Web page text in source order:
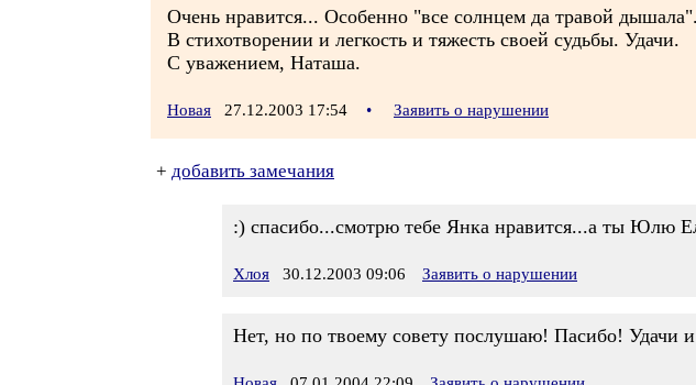
Очень нравится... Особенно "все солнцем да травой дышала".
В стихотворении и легкость и тяжесть своей судьбы. Удачи.
С уважением, Наташа.
Новая 27.12.2003 17:54 • Заявить о нарушении
+ добавить замечания
:) спасибо...смотрю тебе Янка нравится...а ты Юлю
Хлоя 30.12.2003 09:06 Заявить о нарушении
Нет, но по твоему совету послушаю! Пасибо! Удачи